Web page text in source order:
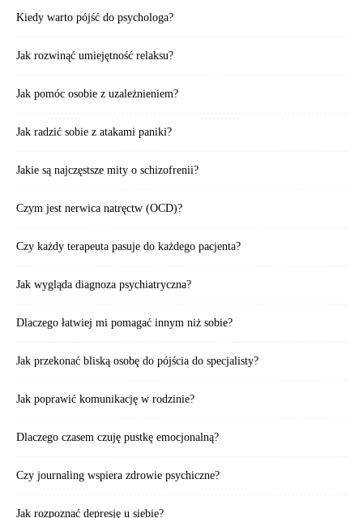
Kiedy warto pójść do psychologa?
Jak rozwinąć umiejętność relaksu?
Jak pomóc osobie z uzależnieniem?
Jak radzić sobie z atakami paniki?
Jakie są najczęstsze mity o schizofrenii?
Czym jest nerwica natręctw (OCD)?
Czy każdy terapeuta pasuje do każdego pacjenta?
Jak wygląda diagnoza psychiatryczna?
Dlaczego łatwiej mi pomagać innym niż sobie?
Jak przekonać bliską osobę do pójścia do specjalisty?
Jak poprawić komunikację w rodzinie?
Dlaczego czasem czuję pustkę emocjonalną?
Czy journaling wspiera zdrowie psychiczne?
Jak rozpoznać depresję u siebie?